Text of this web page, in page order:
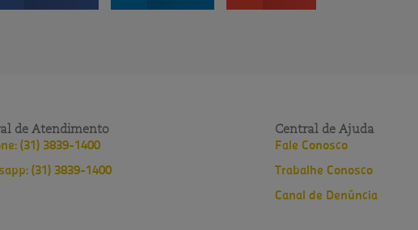
de Atendimento
(31) 3839-1400
(31) 3839-1400
Central de Ajuda
Fale Conosco
Trabalhe Conosco
Canal de Denúncia